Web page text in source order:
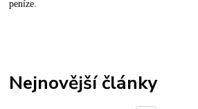
peníze.
Nejnovější články